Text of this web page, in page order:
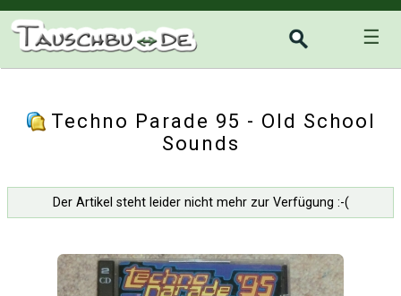
☰
Techno Parade 95 - Old School
Sounds
Der Artikel steht leider nicht mehr zur Verfügung :-(